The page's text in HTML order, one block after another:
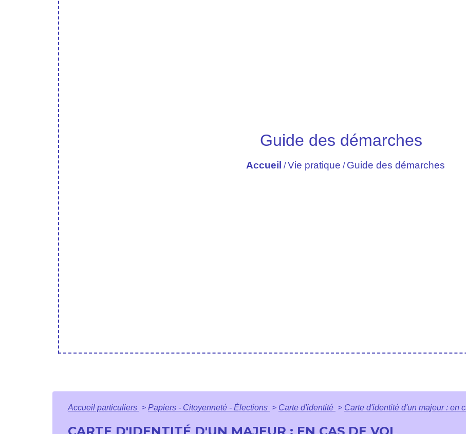
Guide des démarches
Accueil /Vie pratique / Guide des démarches
Accueil particuliers > Papiers - Citoyenneté - Élections > Carte d'identité > Carte d'identité d'un majeur : en